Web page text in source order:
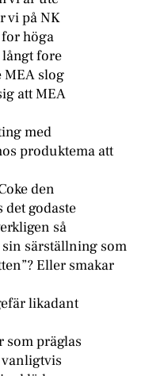
vi på NK
höga
fore
MEA slog
att MEA
med
produktema att
den
det godaste
så
särställning som
Eller smakar
likadant
som präglas